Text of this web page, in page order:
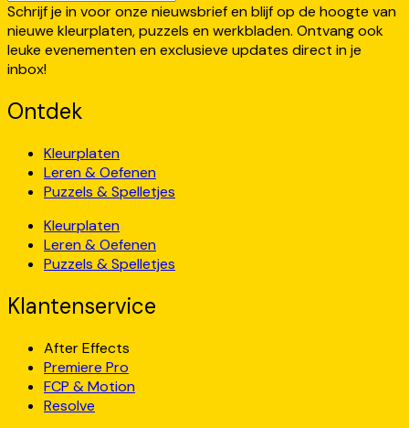
Schrijf je in voor onze nieuwsbrief en blijf op de hoogte van
nieuwe kleurplaten, puzzels en werkbladen. Ontvang ook
leuke evenementen en exclusieve updates direct in je
inbox!
Ontdek
Kleurplaten
Leren & Oefenen
Puzzels & Spelletjes
Kleurplaten
Leren & Oefenen
Puzzels & Spelletjes
Klantenservice
After Effects
Premiere Pro
FCP & Motion
Resolve